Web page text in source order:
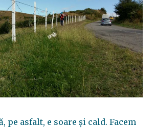
pe asfalt, e soare și cald. Facem